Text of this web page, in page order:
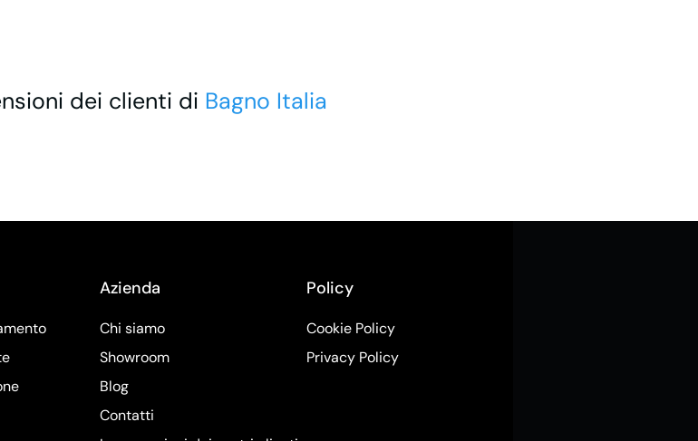
dei clienti di Bagno Italia
Azienda
Chi siamo
Showroom
Blog
Contatti
Policy
Cookie Policy
Privacy Policy